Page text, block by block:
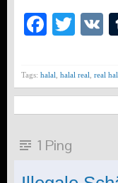
Tags: halal halal real real
1 Ping